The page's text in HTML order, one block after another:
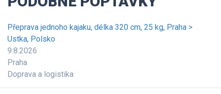
Přeprava jednoho kajaku, délka 320 cm, 25 kg, Praha >
Ustka, Polsko
9.8.2026
Praha
Doprava a logistika